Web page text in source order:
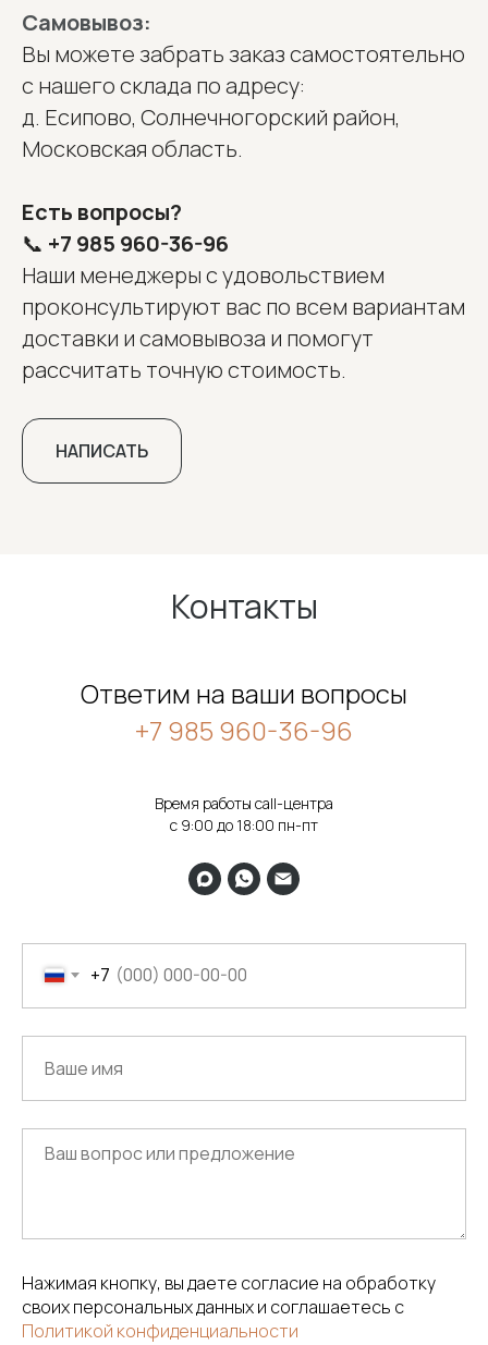
Самовывоз:
Вы можете забрать заказ самостоятельно
с нашего склада по адресу:
д. Есипово, Солнечногорский район,
Московская область.
Есть вопросы?
📞 +7 985 960-36-96
Наши менеджеры с удовольствием
проконсультируют вас по всем вариантам
доставки и самовывоза и помогут
рассчитать точную стоимость.
НАПИСАТЬ
Контакты
Ответим на ваши вопросы
+7 985 960-36-96
Время работы call-центра
с 9:00 до 18:00 пн-пт
+7
Нажимая кнопку, вы даете согласие на обработку
своих персональных данных и соглашаетесь с
Политикой конфиденциальности